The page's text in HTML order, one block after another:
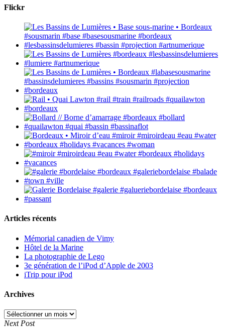
Flickr
Articles récents
Mémorial canadien de Vimy
Hôtel de la Marine
La photographie de Lego
3e génération de l’iPod d’Apple de 2003
iTrip pour iPod
Archives
Archives
Next Post